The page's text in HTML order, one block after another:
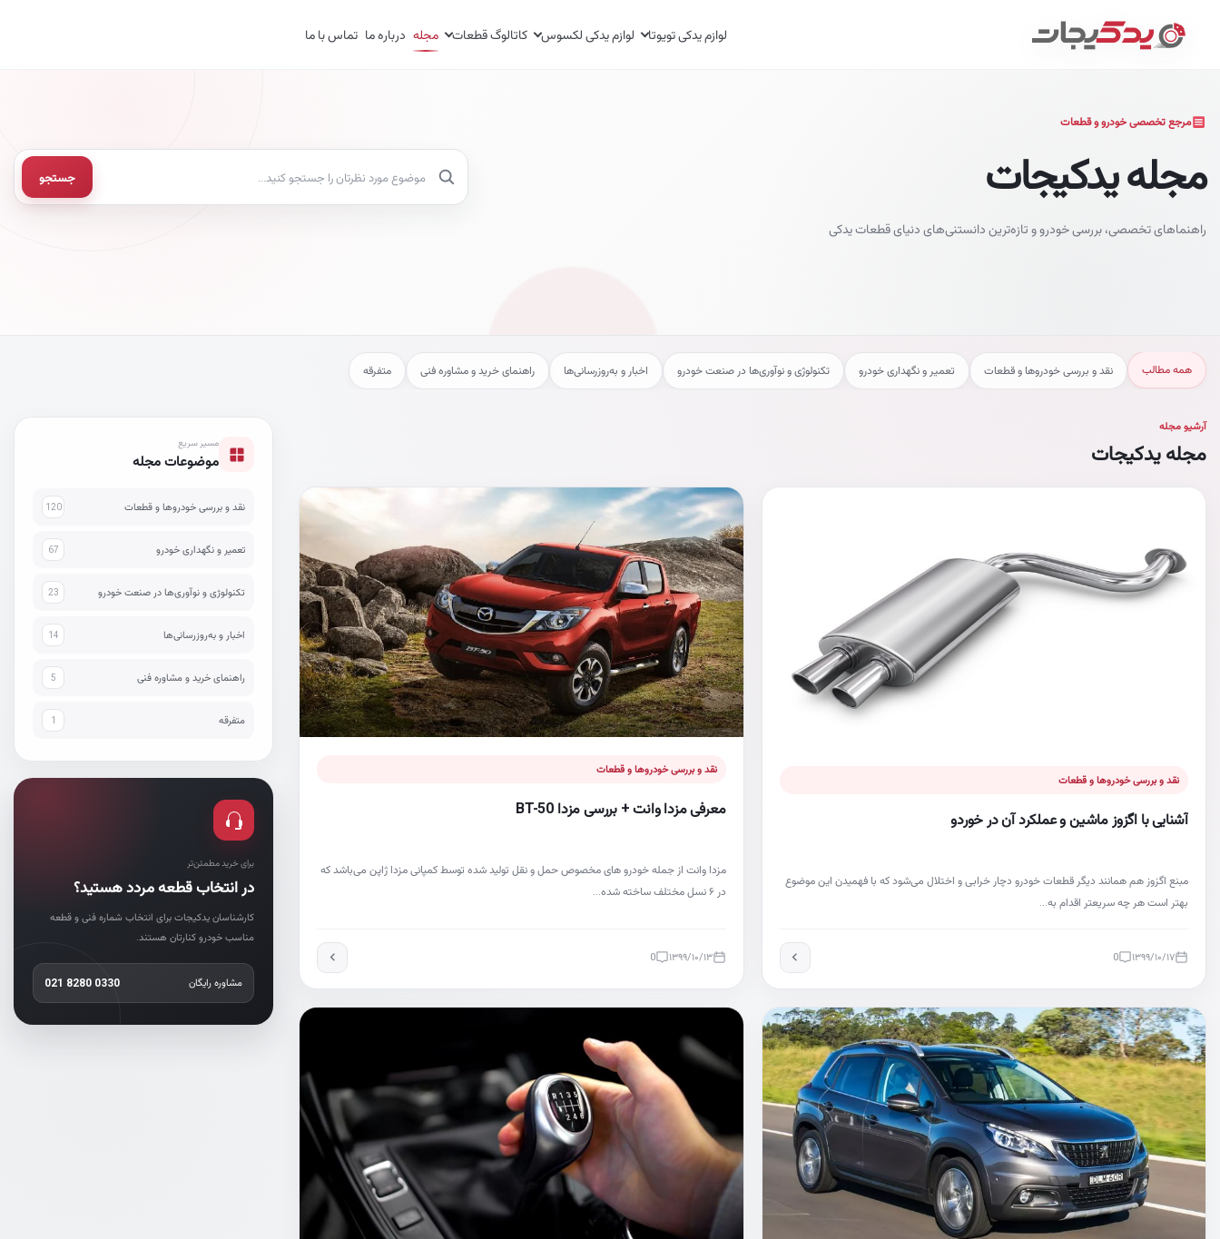
لوازم یدکی تویوتا لوازم یدکی لکسوس کاتالوگ قطعات مجله درباره ما تماس با ما
مرجع تخصصی خودرو و قطعات
مجله یدکیجات
راهنماهای تخصصی، بررسی خودرو و تازه‌ترین دانستنی‌های دنیای قطعات یدکی
جستجو در مطالب مجله
جستجو
همه مطالب نقد و بررسی خودروها و قطعات تعمیر و نگهداری خودرو تکنولوژی و نوآوری‌ها در صنعت خودرو اخبار و به‌روزرسانی‌ها راهنمای خرید و مشاوره فنی متفرقه
آرشیو مجله
مجله یدکیجات
نقد و بررسی خودروها و قطعات
آشنایی با اگزوز ماشین و عملکرد آن در خوردو
مبنع اگزوز هم همانند دیگر قطعات خودرو دچار خرابی و اختلال می‌شود که با فهمیدن این موضوع
بهتر است هر چه سریعتر اقدام به…
۱۳۹۹/۱۰/۱۷ 0
نقد و بررسی خودروها و قطعات
معرفی مزدا وانت + بررسی مزدا BT-50
مزدا وانت از جمله خودرو های مخصوص حمل و نقل تولید شده توسط کمپانی مزدا ژاپن می‌باشد که
در ۶ نسل مختلف ساخته شده…
۱۳۹۹/۱۰/۱۳ 0
مسیر سریع
موضوعات مجله
نقد و بررسی خودروها و قطعات 120
تعمیر و نگهداری خودرو 67
تکنولوژی و نوآوری‌ها در صنعت خودرو 23
اخبار و به‌روزرسانی‌ها 14
راهنمای خرید و مشاوره فنی 5
متفرقه 1
برای خرید مطمئن‌تر
در انتخاب قطعه مردد هستید؟
کارشناسان یدکیجات برای انتخاب شماره فنی و قطعه
مناسب خودرو کنارتان هستند.
مشاوره رایگان 021 8280 0330